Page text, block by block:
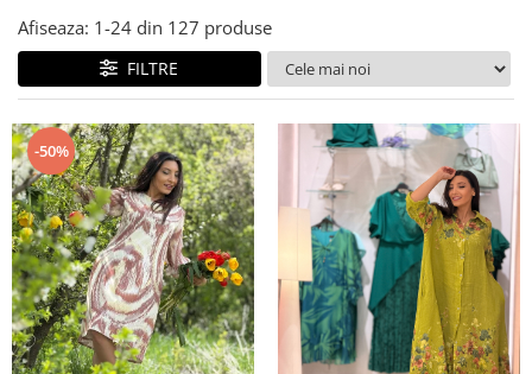
Sacouri
Vesta
Afiseaza: 1-24 din 127 produse
FILTRE
-50%